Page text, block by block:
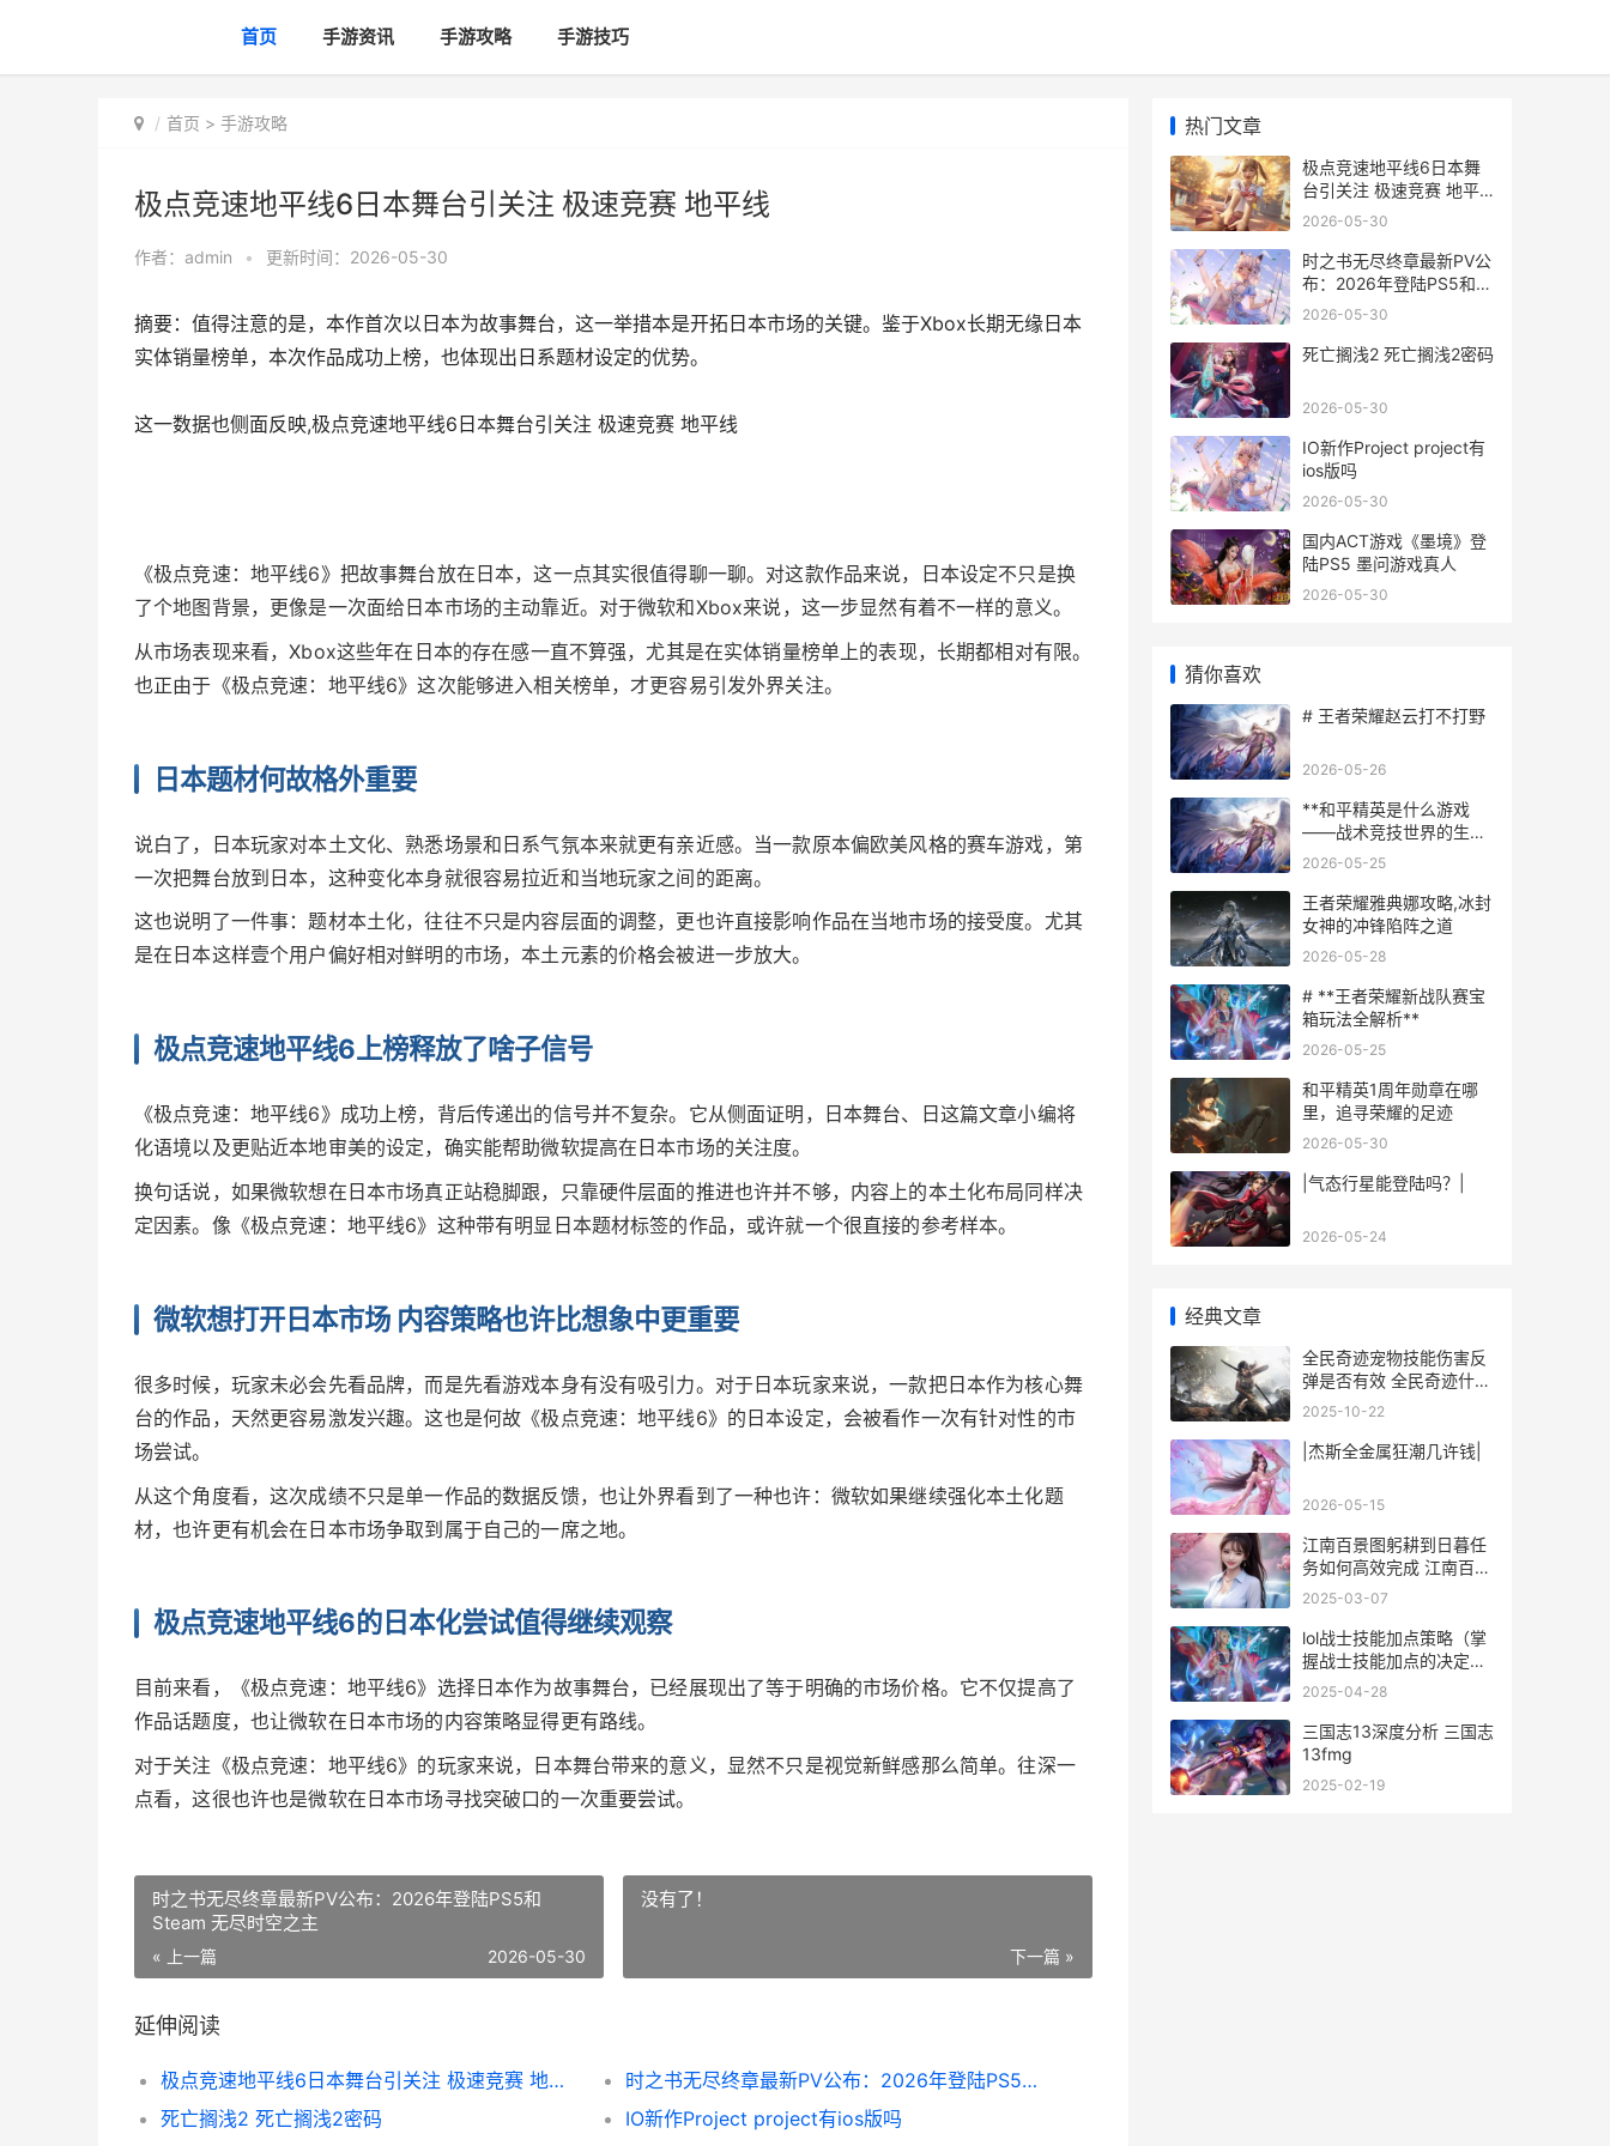
首页 手游资讯 手游攻略 手游技巧
首页 > 手游攻略
极点竞速地平线6日本舞台引关注 极速竞赛 地平线
作者： admin • 更新时间：2026-05-30
摘要：值得注意的是，本作首次以日本为故事舞台，这一举措本是开拓日本市场的关键。鉴于Xbox长期无缘日本
实体销量榜单，本次作品成功上榜，也体现出日系题材设定的优势。
这一数据也侧面反映,极点竞速地平线6日本舞台引关注 极速竞赛 地平线
《极点竞速：地平线6》把故事舞台放在日本，这一点其实很值得聊一聊。对这款作品来说，日本设定不只是换
了个地图背景，更像是一次面给日本市场的主动靠近。对于微软和Xbox来说，这一步显然有着不一样的意义。
从市场表现来看，Xbox这些年在日本的存在感一直不算强，尤其是在实体销量榜单上的表现，长期都相对有限。
也正由于《极点竞速：地平线6》这次能够进入相关榜单，才更容易引发外界关注。
日本题材何故格外重要
说白了，日本玩家对本土文化、熟悉场景和日系气氛本来就更有亲近感。当一款原本偏欧美风格的赛车游戏，第
一次把舞台放到日本，这种变化本身就很容易拉近和当地玩家之间的距离。
这也说明了一件事：题材本土化，往往不只是内容层面的调整，更也许直接影响作品在当地市场的接受度。尤其
是在日本这样壹个用户偏好相对鲜明的市场，本土元素的价格会被进一步放大。
极点竞速地平线6上榜释放了啥子信号
《极点竞速：地平线6》成功上榜，背后传递出的信号并不复杂。它从侧面证明，日本舞台、日这篇文章小编将
化语境以及更贴近本地审美的设定，确实能帮助微软提高在日本市场的关注度。
换句话说，如果微软想在日本市场真正站稳脚跟，只靠硬件层面的推进也许并不够，内容上的本土化布局同样决
定因素。像《极点竞速：地平线6》这种带有明显日本题材标签的作品，或许就一个很直接的参考样本。
微软想打开日本市场 内容策略也许比想象中更重要
很多时候，玩家未必会先看品牌，而是先看游戏本身有没有吸引力。对于日本玩家来说，一款把日本作为核心舞
台的作品，天然更容易激发兴趣。这也是何故《极点竞速：地平线6》的日本设定，会被看作一次有针对性的市
场尝试。
从这个角度看，这次成绩不只是单一作品的数据反馈，也让外界看到了一种也许：微软如果继续强化本土化题
材，也许更有机会在日本市场争取到属于自己的一席之地。
极点竞速地平线6的日本化尝试值得继续观察
目前来看，《极点竞速：地平线6》选择日本作为故事舞台，已经展现出了等于明确的市场价格。它不仅提高了
作品话题度，也让微软在日本市场的内容策略显得更有路线。
对于关注《极点竞速：地平线6》的玩家来说，日本舞台带来的意义，显然不只是视觉新鲜感那么简单。往深一
点看，这很也许也是微软在日本市场寻找突破口的一次重要尝试。
时之书无尽终章最新PV公布：2026年登陆PS5和
Steam 无尽时空之主
« 上一篇 2026-05-30
没有了！
下一篇 »
延伸阅读
极点竞速地平线6日本舞台引关注 极速竞赛 地平线
时之书无尽终章最新PV公布：2026年登陆PS5和Steam 无尽时空之主
死亡搁浅2 死亡搁浅2密码
IO新作Project project有ios版吗
热门文章
极点竞速地平线6日本舞
台引关注 极速竞赛 地平
线
2026-05-30
时之书无尽终章最新PV公
布：2026年登陆PS5和
Steam 无尽时空之主
2026-05-30
死亡搁浅2 死亡搁浅2密码
2026-05-30
IO新作Project project有
ios版吗
2026-05-30
国内ACT游戏《墨境》登
陆PS5 墨问游戏真人
2026-05-30
猜你喜欢
# 王者荣耀赵云打不打野
2026-05-26
**和平精英是什么游戏
——战术竞技世界的生存
艺术**
2026-05-25
王者荣耀雅典娜攻略,冰封
女神的冲锋陷阵之道
2026-05-28
# **王者荣耀新战队赛宝
箱玩法全解析**
2026-05-25
和平精英1周年勋章在哪
里，追寻荣耀的足迹
2026-05-30
|气态行星能登陆吗？|
2026-05-24
经典文章
全民奇迹宠物技能伤害反
弹是否有效 全民奇迹什么
精灵最好
2025-10-22
|杰斯全金属狂潮几许钱|
2026-05-15
江南百景图躬耕到日暮任
务如何高效完成 江南百景
图城中故事躬耕
2025-03-07
lol战士技能加点策略（掌
握战士技能加点的决定因
素 英雄联盟战士技能
2025-04-28
三国志13深度分析 三国志
13fmg
2025-02-19